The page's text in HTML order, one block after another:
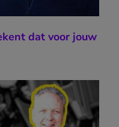
dat voor jouw